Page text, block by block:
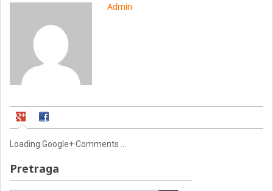
Admin
Loading Google+ Comments ...
Pretraga